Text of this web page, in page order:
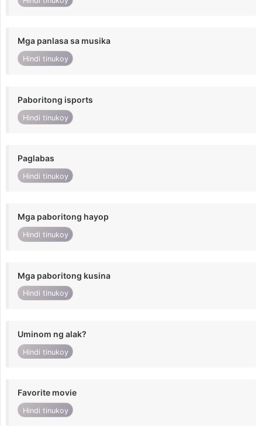
Mga panlasa sa musika
Hindi tinukoy
Paboritong isports
Hindi tinukoy
Paglabas
Hindi tinukoy
Mga paboritong hayop
Hindi tinukoy
Mga paboritong kusina
Hindi tinukoy
Uminom ng alak?
Hindi tinukoy
Favorite movie
Hindi tinukoy